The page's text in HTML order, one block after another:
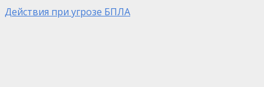
Действия при угрозе БПЛА